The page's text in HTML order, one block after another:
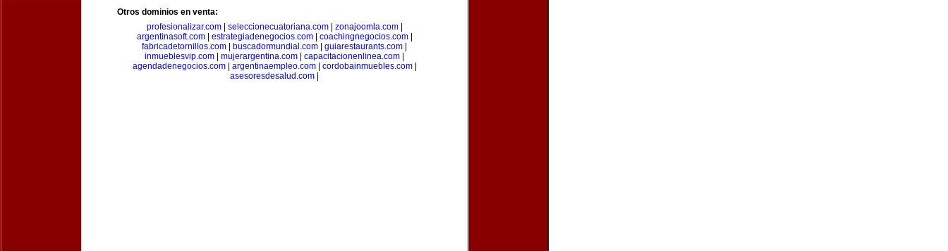
Otros dominios en venta:
profesionalizar.com| seleccionecuatoriana.com| zonajoomla.com|
argentinasoft.com| estrategiadenegocios.com| coachingnegocios.com|
fabricadetornillos.com
buscadormundial.com guiarestaurants.com
inmueblesvip.com
mujerargentina.com capacitacionenlinea.com
agendadenegocios.com| argentinaempleo.com| cordobainmuebles.com|
asesoresdesalud.com